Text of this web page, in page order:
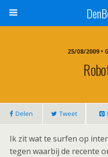
25/08/2009 •
Delen Tweet
Ik zit wat te surfen op
tegen waarbij de recente